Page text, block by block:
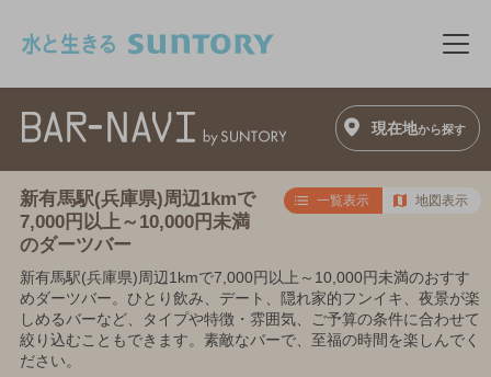
メ
現在地から探す
新有馬駅(兵庫県)周辺1kmで
7,000円以上～10,000円未満
のダーツバー
一覧表示 地図表示
新有馬駅(兵庫県)周辺1kmで7,000円以上～10,000円未満のおすす
めダーツバー。ひとり飲み、デート、隠れ家的フンイキ、夜景が楽
しめるバーなど、タイプや特徴・雰囲気、ご予算の条件に合わせて
絞り込むこともできます。素敵なバーで、至福の時間を楽しんでく
ださい。